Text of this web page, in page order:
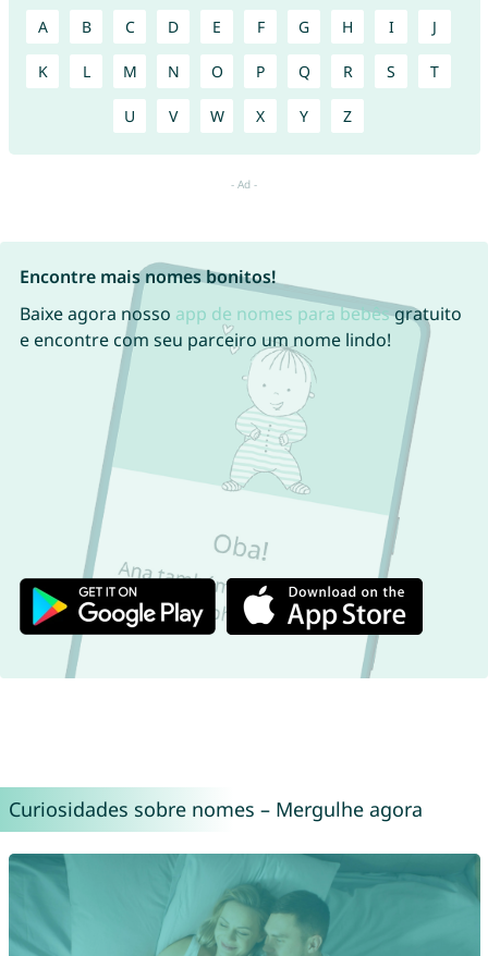
A B C D E F G H I J
K L M N O P Q R S T
U V W X Y Z
Encontre mais nomes bonitos!
Baixe agora nosso app de nomes para bebêsgratuito
e encontre com seu parceiro um nome lindo!
Curiosidades sobre nomes – Mergulhe agora